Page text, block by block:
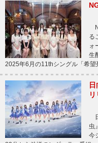
る
ォ
生
2025年6月の11thシングル「希
虫
今